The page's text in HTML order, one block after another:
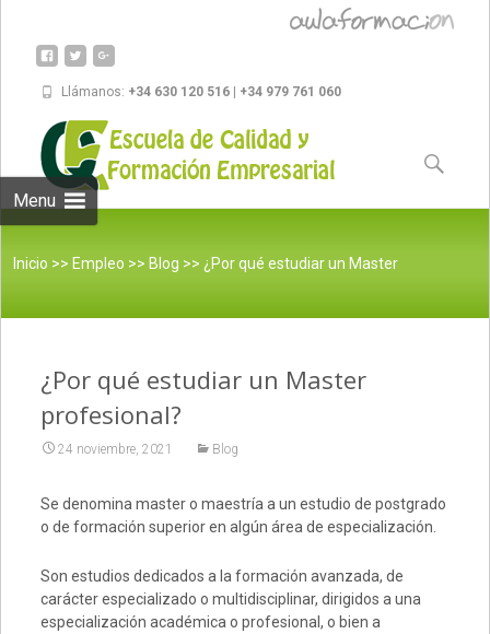
Llámanos: +34 630 120 516 | +34 979 761 060
Menu
content
Buscar:
Inicio >> Empleo >> Blog >> ¿Por qué estudiar un Master
profesional?
¿Por qué estudiar un Master
profesional?
24 noviembre, 2021 Blog
Se denomina master o maestría a un estudio de postgrado
o de formación superior en algún área de especialización.
Son estudios dedicados a la formación avanzada, de
carácter especializado o multidisciplinar, dirigidos a una
especialización académica o profesional, o bien a